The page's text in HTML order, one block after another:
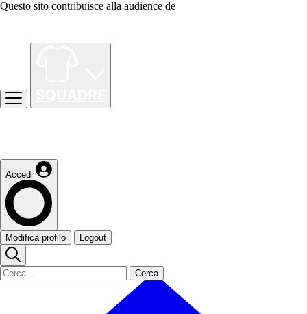
Questo sito contribuisce alla audience de
Accedi
Modifica profilo Logout
Cerca